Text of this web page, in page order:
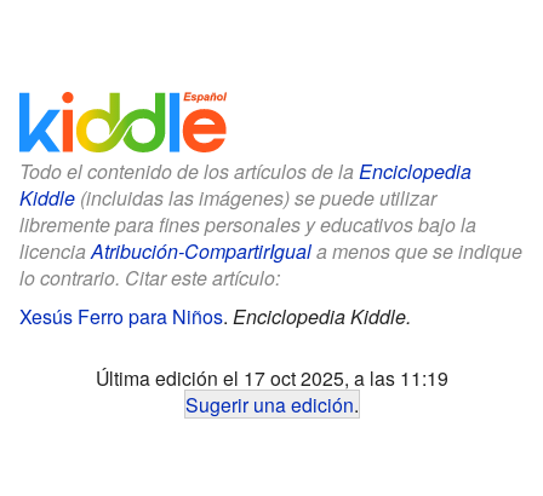
Todo el contenido de los artículos de la Enciclopedia
Kiddle (incluidas las imágenes) se puede utilizar
libremente para fines personales y educativos bajo la
licenciaAtribución-CompartirIguala menos que se indique
lo contrario. Citar este artículo:
Xesús Ferro para Niños. Enciclopedia Kiddle.
Última edición el 17 oct 2025, a las 11:19
Sugerir una edición.